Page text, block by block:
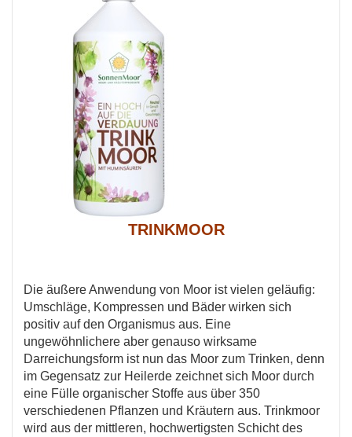
TRINKMOOR
Die äußere Anwendung von Moor ist vielen geläufig:
Umschläge, Kompressen und Bäder wirken sich
positiv auf den Organismus aus. Eine
ungewöhnlichere aber genauso wirksame
Darreichungsform ist nun das Moor zum Trinken, denn
im Gegensatz zur Heilerde zeichnet sich Moor durch
eine Fülle organischer Stoffe aus über 350
verschiedenen Pflanzen und Kräutern aus. Trinkmoor
wird aus der mittleren, hochwertigsten Schicht des